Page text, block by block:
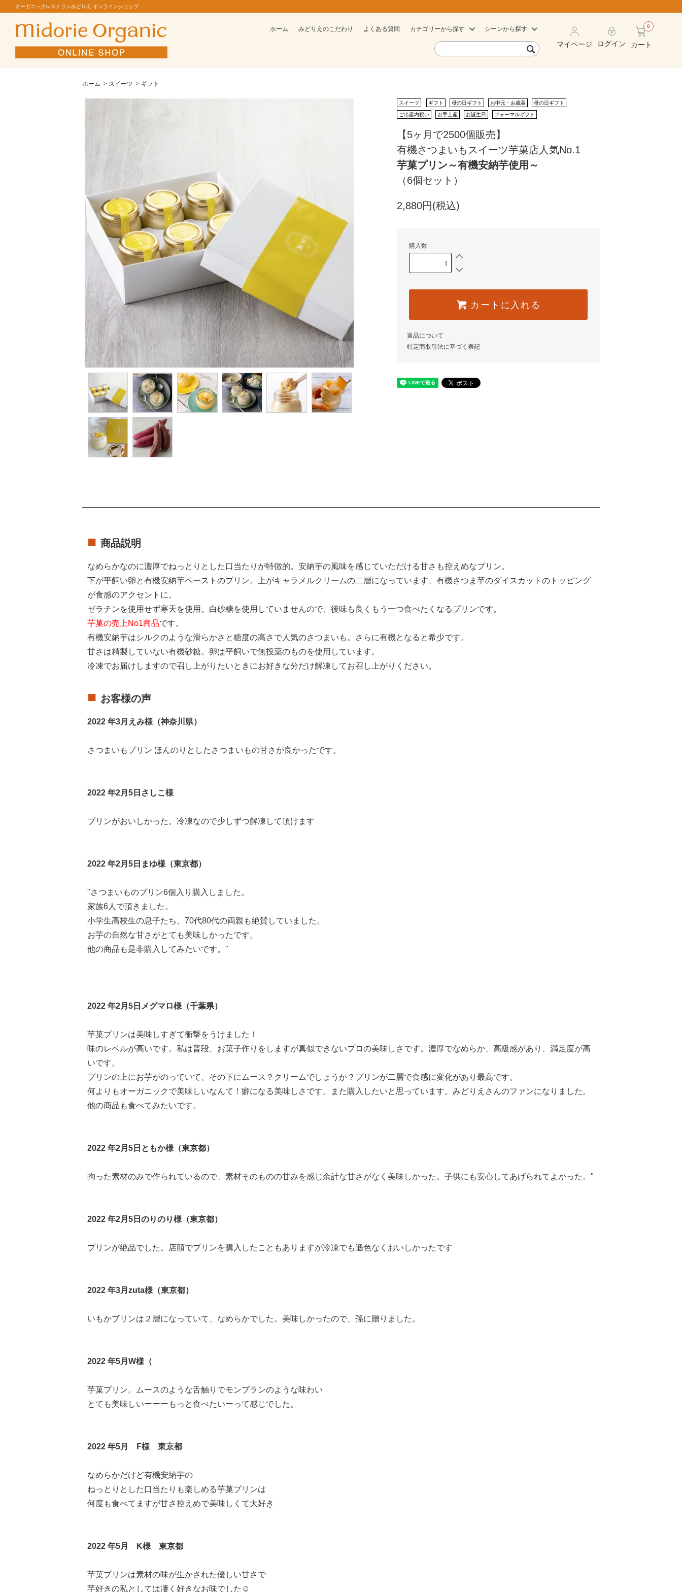
オーガニックレストランみどりえ オンラインショップ
ホーム みどりえのこだわり よくある質問 カテゴリーから探す シーンから探す
マイページ ログイン
0
カート
ホーム > スイーツ > ギフト
スイーツ ギフト 母の日ギフト お中元・お歳暮 母の日ギフト
ご出産内祝い お手土産 お誕生日 フォーマルギフト
【5ヶ月で2500個販売】
有機さつまいもスイーツ芋菓店人気No.1
芋菓プリン～有機安納芋使用～
（6個セット）
2,880円(税込)
購入数
カートに入れる
返品について
特定商取引法に基づく表記
商品説明
なめらかなのに濃厚でねっとりとした口当たりが特徴的。安納芋の風味を感じていただける甘さも控えめなプリン。
下が平飼い卵と有機安納芋ペーストのプリン。上がキャラメルクリームの二層になっています、有機さつま芋のダイスカットのトッピング
が食感のアクセントに。
ゼラチンを使用せず寒天を使用。白砂糖を使用していませんので、後味も良くもう一つ食べたくなるプリンです。
芋菓の売上No1商品です。
有機安納芋はシルクのような滑らかさと糖度の高さで人気のさつまいも。さらに有機となると希少です。
甘さは精製していない有機砂糖。卵は平飼いで無投薬のものを使用しています。
冷凍でお届けしますので召し上がりたいときにお好きな分だけ解凍してお召し上がりください。
お客様の声
2022 年3月えみ様（神奈川県）
さつまいもプリン ほんのりとしたさつまいもの甘さが良かったです。
2022 年2月5日さしこ様
プリンがおいしかった。冷凍なので少しずつ解凍して頂けます
2022 年2月5日まゆ様（東京都）
"さつまいものプリン6個入り購入しました。
家族6人で頂きました。
小学生高校生の息子たち、70代80代の両親も絶賛していました。
お芋の自然な甘さがとても美味しかったです。
他の商品も是非購入してみたいです。"
2022 年2月5日メグマロ様（千葉県）
芋菓プリンは美味しすぎて衝撃をうけました！
味のレベルが高いです。私は普段、お菓子作りをしますが真似できないプロの美味しさです。濃厚でなめらか、高級感があり、満足度が高
いです。
プリンの上にお芋がのっていて、その下にムース？クリームでしょうか？プリンが二層で食感に変化があり最高です。
何よりもオーガニックで美味しいなんて！癖になる美味しさです。また購入したいと思っています。みどりえさんのファンになりました。
他の商品も食べてみたいです。
2022 年2月5日ともか様（東京都）
拘った素材のみで作られているので、素材そのものの甘みを感じ余計な甘さがなく美味しかった。子供にも安心してあげられてよかった。"
2022 年2月5日のりのり様（東京都）
プリンが絶品でした。店頭でプリンを購入したこともありますが冷凍でも遜色なくおいしかったです
2022 年3月zuta様（東京都）
いもかブリンは２層になっていて、なめらかでした。美味しかったので、孫に贈りました。
2022 年5月W様（
芋菓プリン。ムースのような舌触りでモンブランのような味わい
とても美味しいーーーもっと食べたいーって感じでした。
2022 年5月 F様 東京都
なめらかだけど有機安納芋の
ねっとりとした口当たりも楽しめる芋菓プリンは
何度も食べてますが甘さ控えめで美味しくて大好き
2022 年5月 K様 東京都
芋菓プリンは素材の味が生かされた優しい甘さで
芋好きの私としては凄く好きなお味でした☺️